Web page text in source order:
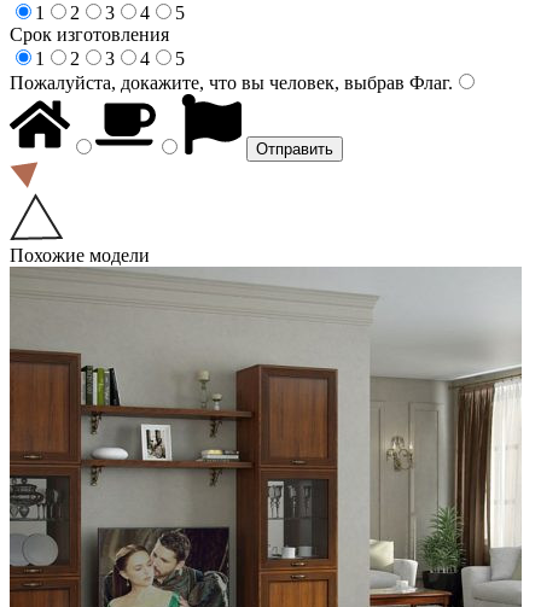
1
2 3 4
5
Срок изготовления
1
2 3 4
5
Пожалуйста, докажите, что вы человек, выбрав Флаг.
Похожие модели